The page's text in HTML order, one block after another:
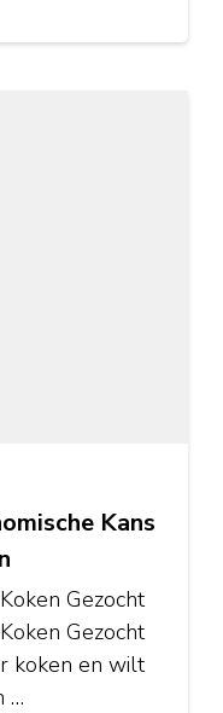
Kans
Gezocht
Gezocht
koken en wilt
…